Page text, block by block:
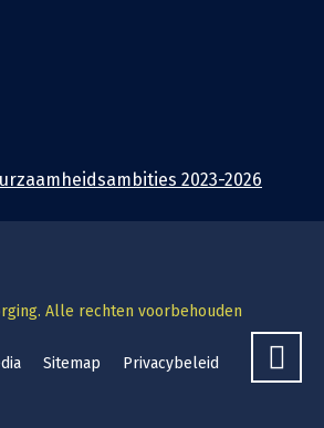
2023-2026
Alle rechten voorbehouden
Sitemap
Privacybeleid